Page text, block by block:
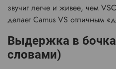
звучит легче и живее, чем
делает Camus VS отличным
Выдержка в
словами)